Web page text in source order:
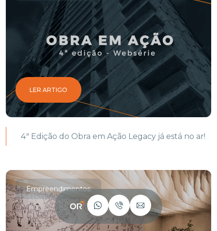
LER ARTIGO
4ª Edição do Obra em Ação Legacy já está no ar!
Empreendimentos